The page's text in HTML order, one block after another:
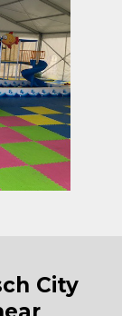
City